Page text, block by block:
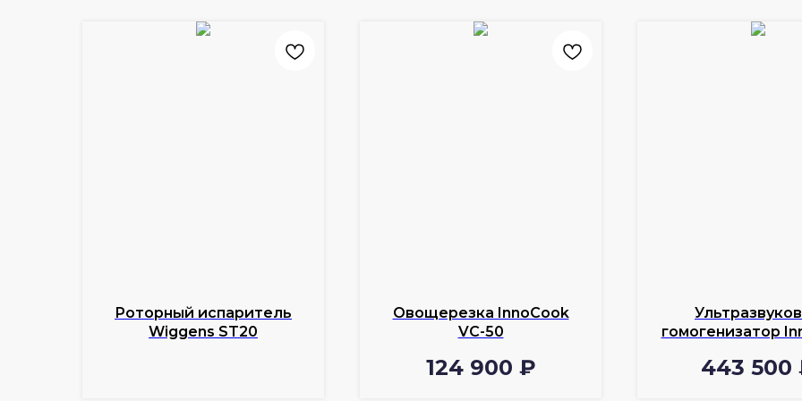
Роторный испаритель
Wiggens ST20
Овощерезка InnoCook
VС-50
124 900 ₽
гомогенизатор
443 500